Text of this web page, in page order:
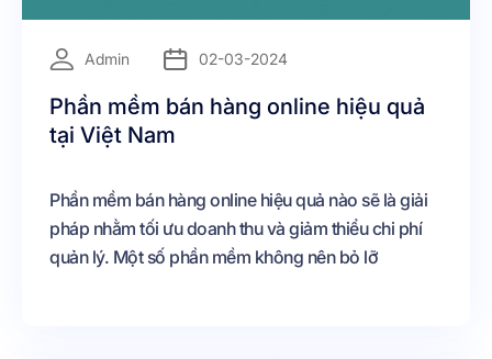
Admin 02-03-2024
Phần mềm bán hàng online hiệu quả
tại Việt Nam
Phần mềm bán hàng online hiệu quả nào sẽ là giải
pháp nhằm tối ưu doanh thu và giảm thiểu chi phí
quản lý. Một số phần mềm không nên bỏ lỡ